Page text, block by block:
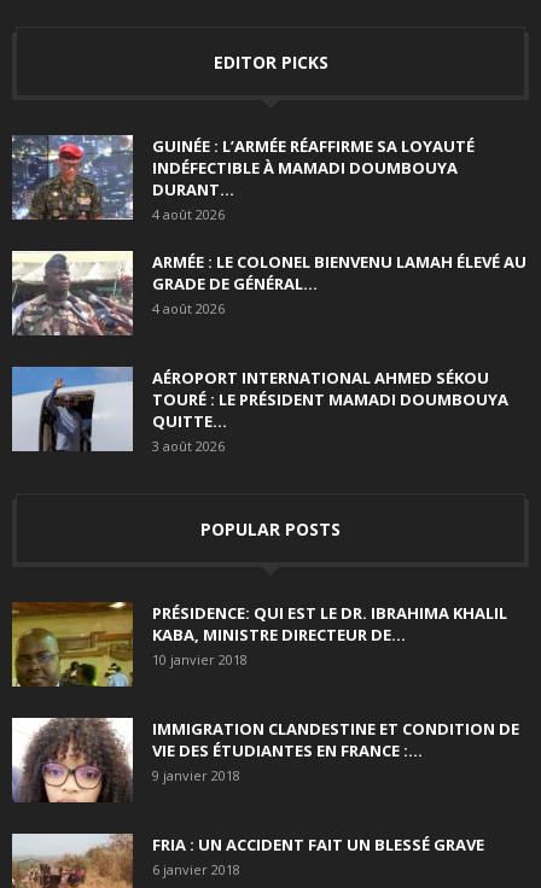
EDITOR PICKS
GUINÉE : L’ARMÉE RÉAFFIRME SA LOYAUTÉ
INDÉFECTIBLE À MAMADI DOUMBOUYA
DURANT...
4 août 2026
ARMÉE : LE COLONEL BIENVENU LAMAH ÉLEVÉ AU
GRADE DE GÉNÉRAL...
4 août 2026
AÉROPORT INTERNATIONAL AHMED SÉKOU
TOURÉ : LE PRÉSIDENT MAMADI DOUMBOUYA
QUITTE...
3 août 2026
POPULAR POSTS
PRÉSIDENCE: QUI EST LE DR. IBRAHIMA KHALIL
KABA, MINISTRE DIRECTEUR DE...
10 janvier 2018
IMMIGRATION CLANDESTINE ET CONDITION DE
VIE DES ÉTUDIANTES EN FRANCE :...
9 janvier 2018
FRIA : UN ACCIDENT FAIT UN BLESSÉ GRAVE
6 janvier 2018